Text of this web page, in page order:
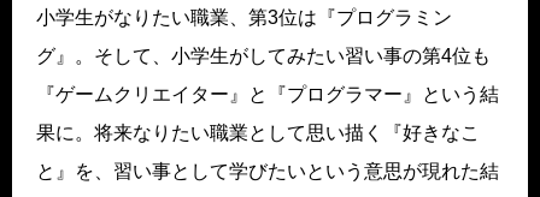
小学生がなりたい職業、第3位は『プログラミン
グ』。そして、小学生がしてみたい習い事の第4位も
『ゲームクリエイター』と『プログラマー』という結
果に。将来なりたい職業として思い描く『好きなこ
と』を、習い事として学びたいという意思が現れた結